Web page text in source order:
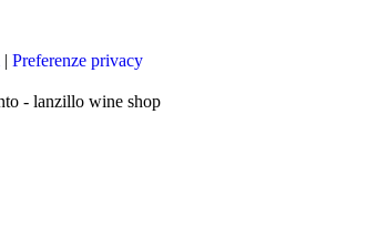
| Preferenze privacy